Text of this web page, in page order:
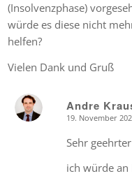
(Insolvenzphase)
würde es diese nicht
helfen?
Vielen Dank und Gruß
Andre
19. November
Sehr
ich würde an